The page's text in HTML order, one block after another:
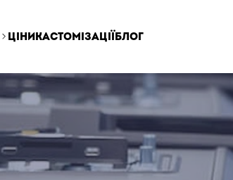
ціникастомізаціїблог